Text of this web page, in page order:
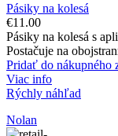
Pásiky na kolesá
€11.00
Pásiky na kolesá s
Postačuje na
Pridať do nákupného
Viac info
Rýchly náhľad
Nolan